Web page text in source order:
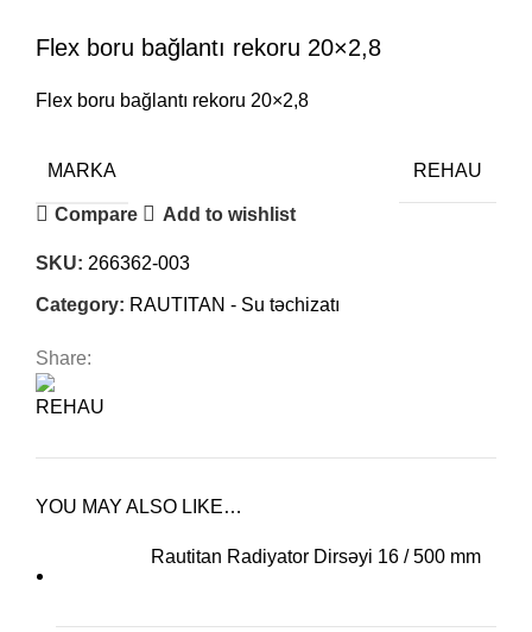
Flex boru bağlantı rekoru 20×2,8
Flex boru bağlantı rekoru 20×2,8
MARKA REHAU
Compare Add to wishlist
SKU: 266362-003
Category: RAUTITAN - Su təchizatı
Share:
YOU MAY ALSO LIKE…
Rautitan Radiyator Dirsəyi 16 / 500 mm